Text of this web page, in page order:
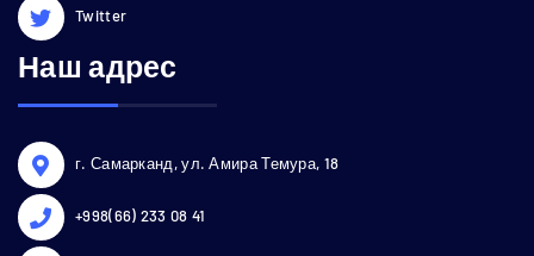
Twitter
Наш адрес
г. Самарканд, ул. Амира Темура, 18
+998(66) 233 08 41